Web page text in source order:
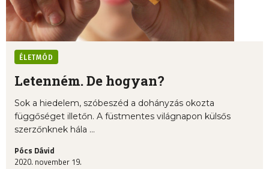
ÉLETMÓD
Letenném. De hogyan?
Sok a hiedelem, szóbeszéd a dohányzás okozta
függőséget illetőn. A füstmentes világnapon külsős
szerzőnknek hála ...
Pócs Dávid
2020. november 19.